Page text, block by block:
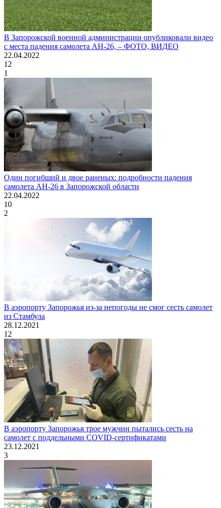
В Запорожской военной администрации опубликовали видео
с места падения самолета АН-26, – ФОТО, ВИДЕО
22.04.2022
12
1
Один погибший и двое раненых: подробности падения
самолета АН-26 в Запорожской области
22.04.2022
10
2
В аэропорту Запорожья из-за непогоды не смог сесть самолет
из Стамбула
28.12.2021
12
В аэропорту Запорожья трое мужчин пытались сесть на
самолет с поддельными COVID-сертификатами
23.12.2021
3